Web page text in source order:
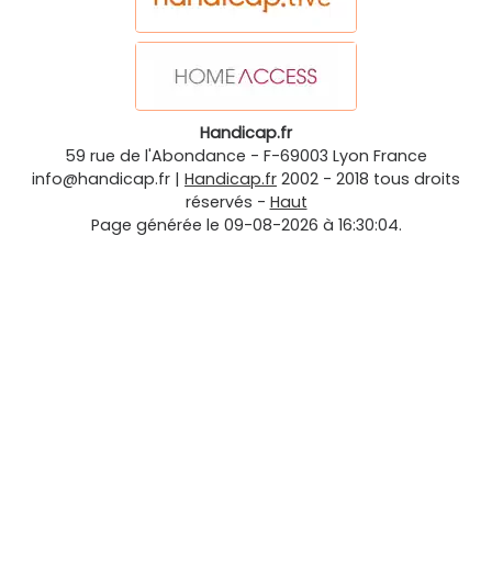
Handicap.fr
59 rue de l'Abondance - F-69003 Lyon France
info@handicap.fr | Handicap.fr 2002 - 2018 tous droits
réservés - Haut
Page générée le 09-08-2026 à 16:30:04.